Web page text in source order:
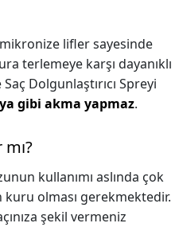
lifler sayesinde
terlemeye karşı dayanıklı
Dolgunlaştırıcı Spreyi
gibi akma yapmaz.
kullanımı aslında çok
kuru olması gerekmektedir.
şekil vermeniz